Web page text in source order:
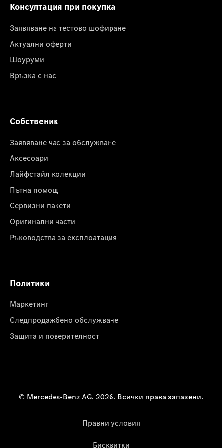
Консултация при покупка
Заявяване на тестово шофиране
Актуални оферти
Шоуруми
Връзка с нас
Собственик
Заявяване час за обслужване
Аксесоари
Лайфстайл колекции
Пътна помощ
Сервизни пакети
Оригинални части
Ръководства за експлоатация
Политики
Маркетинг
Следпродажбено обслужване
Защита и поверителност
© Mercedes-Benz AG. 2026. Всички права запазени.
Правни условия
Бисквитки